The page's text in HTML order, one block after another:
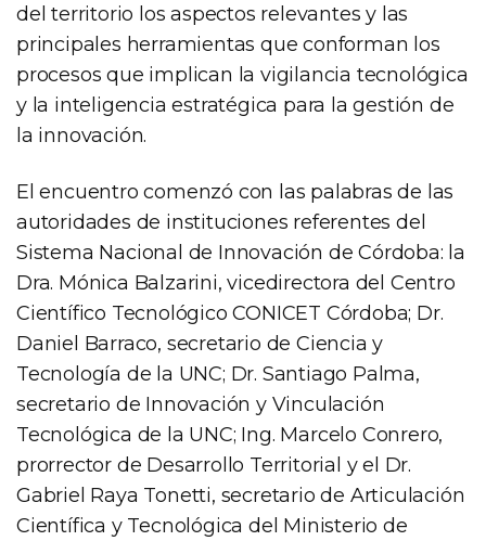
del territorio los aspectos relevantes y las
principales herramientas que conforman los
procesos que implican la vigilancia tecnológica
y la inteligencia estratégica para la gestión de
la innovación.
El encuentro comenzó con las palabras de las
autoridades de instituciones referentes del
Sistema Nacional de Innovación de Córdoba: la
Dra. Mónica Balzarini, vicedirectora del Centro
Científico Tecnológico CONICET Córdoba; Dr.
Daniel Barraco, secretario de Ciencia y
Tecnología de la UNC; Dr. Santiago Palma,
secretario de Innovación y Vinculación
Tecnológica de la UNC; Ing. Marcelo Conrero,
prorrector de Desarrollo Territorial y el Dr.
Gabriel Raya Tonetti, secretario de Articulación
Científica y Tecnológica del Ministerio de